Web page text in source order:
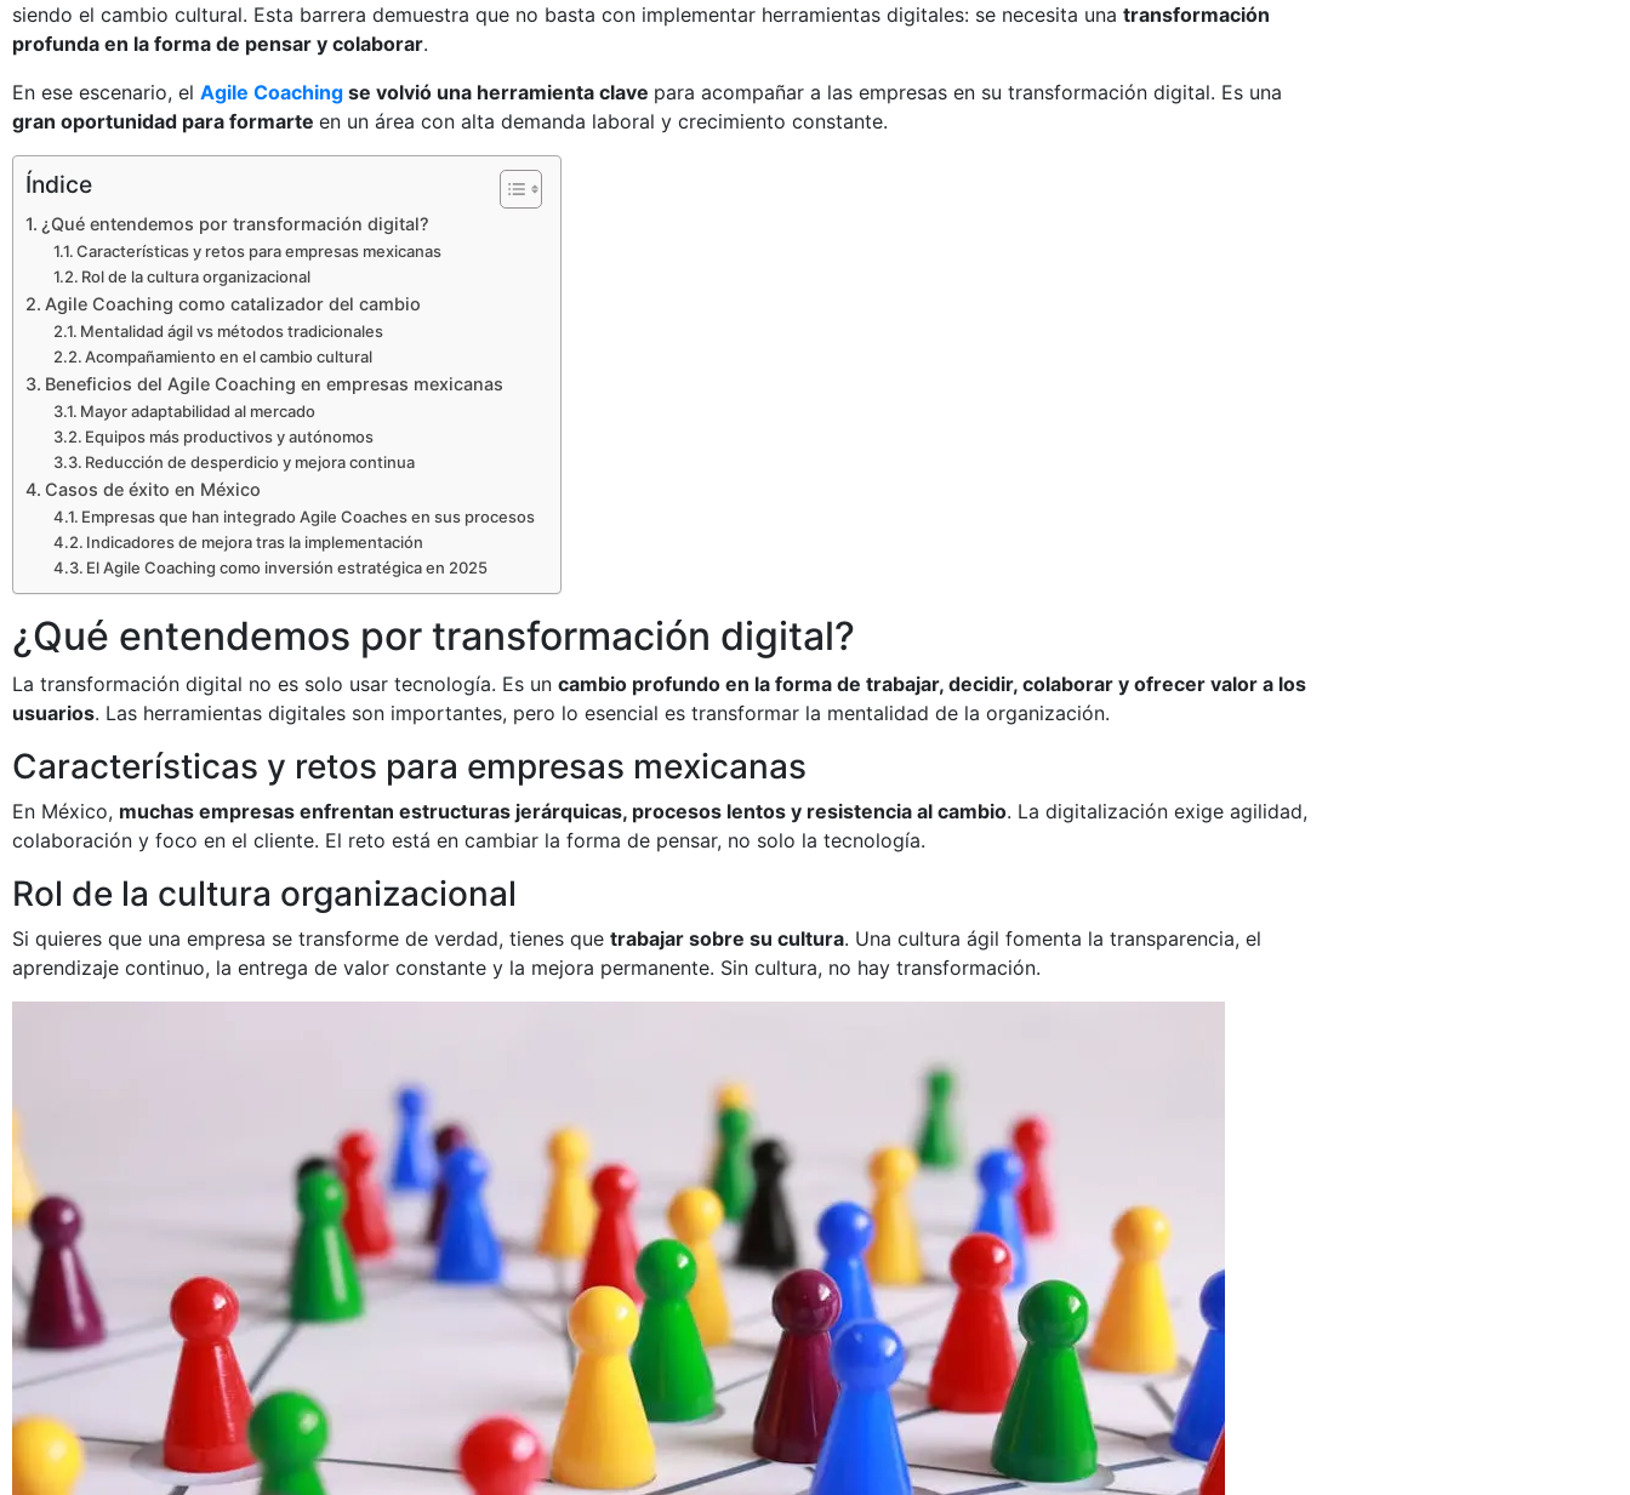
siendo el cambio cultural. Esta barrera demuestra que no basta con implementar herramientas digitales: se necesita una transformación
profunda en la forma de pensar y colaborar.
En ese escenario, el Agile Coaching se volvió una herramienta clave para acompañar a las empresas en su transformación digital. Es una
gran oportunidad para formarte en un área con alta demanda laboral y crecimiento constante.
Índice
¿Qué entendemos por transformación digital?
Características y retos para empresas mexicanas
Rol de la cultura organizacional
Agile Coaching como catalizador del cambio
Mentalidad ágil vs métodos tradicionales
Acompañamiento en el cambio cultural
Beneficios del Agile Coaching en empresas mexicanas
Mayor adaptabilidad al mercado
Equipos más productivos y autónomos
Reducción de desperdicio y mejora continua
Casos de éxito en México
Empresas que han integrado Agile Coaches en sus procesos
Indicadores de mejora tras la implementación
El Agile Coaching como inversión estratégica en 2025
¿Qué entendemos por transformación digital?
La transformación digital no es solo usar tecnología. Es un cambio profundo en la forma de trabajar, decidir, colaborar y ofrecer valor a los
usuarios. Las herramientas digitales son importantes, pero lo esencial es transformar la mentalidad de la organización.
Características y retos para empresas mexicanas
En México, muchas empresas enfrentan estructuras jerárquicas, procesos lentos y resistencia al cambio. La digitalización exige agilidad,
colaboración y foco en el cliente. El reto está en cambiar la forma de pensar, no solo la tecnología.
Rol de la cultura organizacional
Si quieres que una empresa se transforme de verdad, tienes que trabajar sobre su cultura. Una cultura ágil fomenta la transparencia, el
aprendizaje continuo, la entrega de valor constante y la mejora permanente. Sin cultura, no hay transformación.